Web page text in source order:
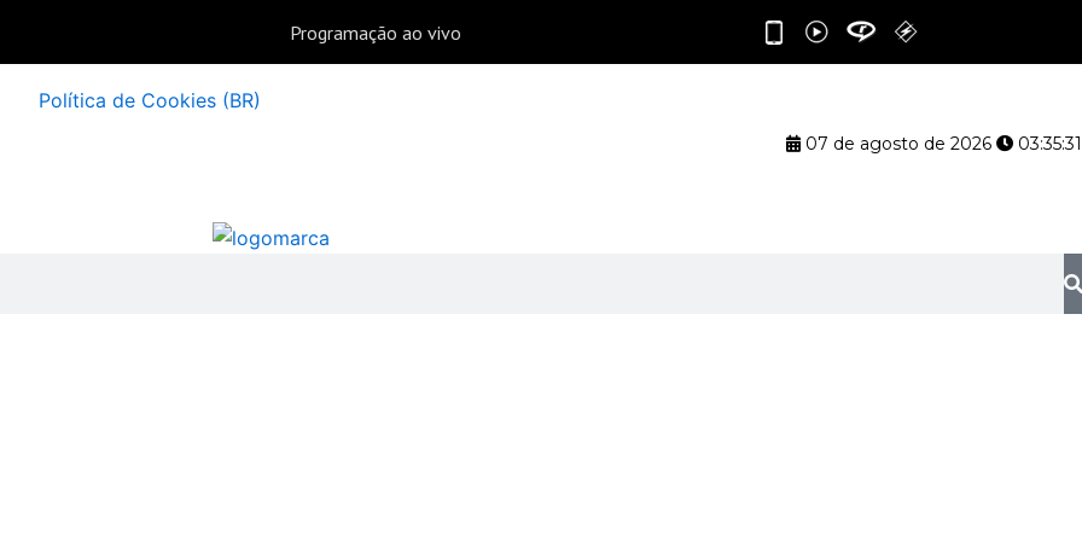
Política de Cookies (BR)
07 de agosto de 2026 03:35:32